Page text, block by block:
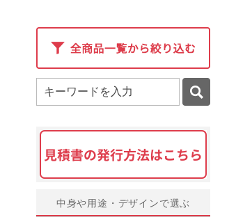
中身や用途・デザインで選ぶ